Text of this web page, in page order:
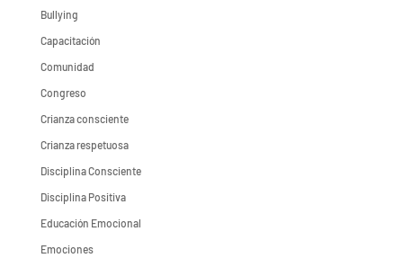
Bullying
Capacitación
Comunidad
Congreso
Crianza consciente
Crianza respetuosa
Disciplina Consciente
Disciplina Positiva
Educación Emocional
Emociones